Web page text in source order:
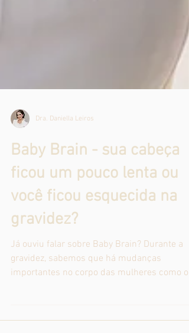
Dra. Daniella Leiros
Baby Brain - sua cabeça
ficou um pouco lenta ou
você ficou esquecida na
gravidez?
Já ouviu falar sobre Baby Brain? Durante a